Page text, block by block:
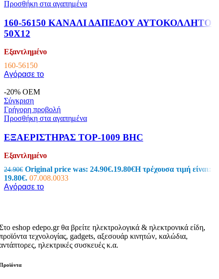
Προσθήκη στα αγαπημένα
160-56150 ΚΑΝΑΛΙ ΔΑΠΕΔΟΥ ΑΥΤΟΚΟΛΛΗΤΟ
50X12
Εξαντλημένο
160-56150
Αγόρασε το
-20% OEM
Σύγκριση
Γρήγορη προβολή
Προσθήκη στα αγαπημένα
ΕΞΑΕΡΙΣΤΗΡΑΣ TOP-1009 BHC
Εξαντλημένο
24.90€ Original price was: 24.90€.19.80€Η τρέχουσα τιμή είναι:
19.80€. 07.008.0033
Αγόρασε το
eshop edepo.gr θα βρείτε ηλεκτρολογικά & ηλεκτρονικά είδη,
τεχνολογίας, gadgets, αξεσουάρ κινητών, καλώδια,
ηλεκτρικές συσκευές κ.α.